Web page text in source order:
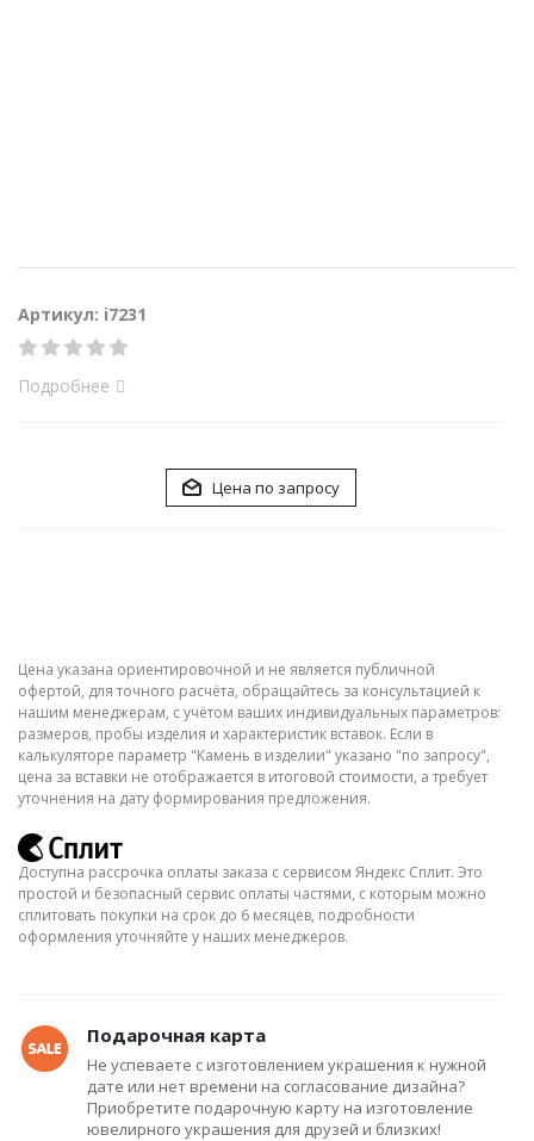
Артикул: i7231
Подробнее
Цена по запросу
Цена указана ориентировочной и не является публичной
офертой, для точного расчёта, обращайтесь за консультацией к
нашим менеджерам, с учётом ваших индивидуальных параметров:
размеров, пробы изделия и характеристик вставок. Если в
калькуляторе параметр "Камень в изделии" указано "по запросу",
цена за вставки не отображается в итоговой стоимости, а требует
уточнения на дату формирования предложения.
Доступна рассрочка оплаты заказа с сервисом Яндекс Сплит. Это
простой и безопасный сервис оплаты частями, с которым можно
сплитовать покупки на срок до 6 месяцев, подробности
оформления уточняйте у наших менеджеров.
Подарочная карта
Не успеваете с изготовлением украшения к нужной
дате или нет времени на согласование дизайна?
Приобретите подарочную карту на изготовление
ювелирного украшения для друзей и близких!